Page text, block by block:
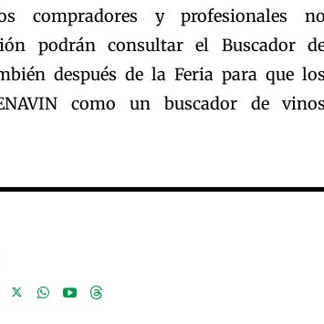
compradores y profesionales no
podrán consultar el Buscador
después de la Feria para que los
como un buscador de vinos